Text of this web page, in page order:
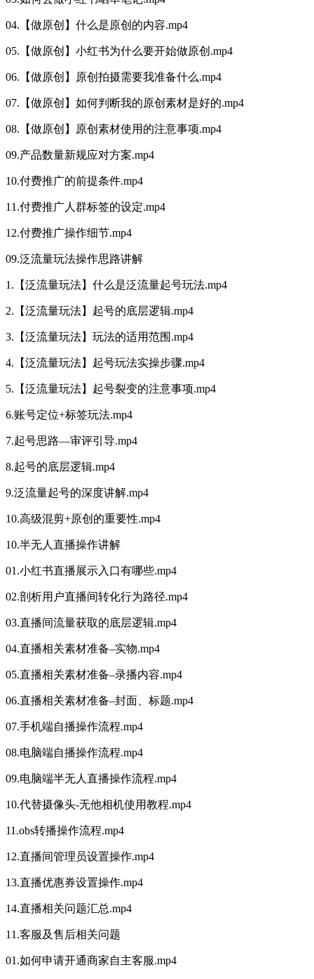
04.【做原创】什么是原创的内容.mp4
05.【做原创】小红书为什么要开始做原创.mp4
06.【做原创】原创拍摄需要我准备什么.mp4
07.【做原创】如何判断我的原创素材是好的.mp4
08.【做原创】原创素材使用的注意事项.mp4
09.产品数量新规应对方案.mp4
10.付费推广的前提条件.mp4
11.付费推广人群标签的设定.mp4
12.付费推广操作细节.mp4
09.泛流量玩法操作思路讲解
1.【泛流量玩法】什么是泛流量起号玩法.mp4
2.【泛流量玩法】起号的底层逻辑.mp4
3.【泛流量玩法】玩法的适用范围.mp4
4.【泛流量玩法】起号玩法实操步骤.mp4
5.【泛流量玩法】起号裂变的注意事项.mp4
6.账号定位+标签玩法.mp4
7.起号思路—审评引导.mp4
8.起号的底层逻辑.mp4
9.泛流量起号的深度讲解.mp4
10.高级混剪+原创的重要性.mp4
10.半无人直播操作讲解
01.小红书直播展示入口有哪些.mp4
02.剖析用户直播间转化行为路径.mp4
03.直播间流量获取的底层逻辑.mp4
04.直播相关素材准备–实物.mp4
05.直播相关素材准备–录播内容.mp4
06.直播相关素材准备–封面、标题.mp4
07.手机端自播操作流程.mp4
08.电脑端自播操作流程.mp4
09.电脑端半无人直播操作流程.mp4
10.代替摄像头-无他相机使用教程.mp4
11.obs转播操作流程.mp4
12.直播间管理员设置操作.mp4
13.直播优惠券设置操作.mp4
14.直播相关问题汇总.mp4
11.客服及售后相关问题
01.如何申请开通商家自主客服.mp4